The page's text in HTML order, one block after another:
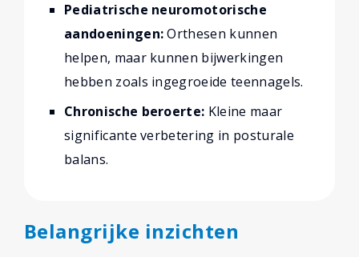
Pediatrische neuromotorische
aandoeningen:Orthesen kunnen
helpen, maar kunnen bijwerkingen
hebben zoals ingegroeide teennagels.
Chronische beroerte: Kleine maar
significante verbetering in posturale
balans.
Belangrijke inzichten